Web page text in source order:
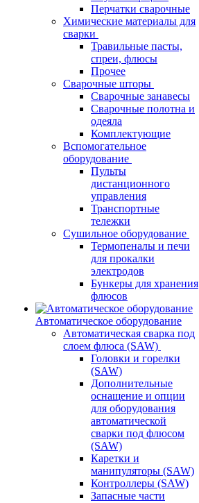
Перчатки сварочные
Химические материалы для
сварки
Травильные пасты,
спреи, флюсы
Прочее
Сварочные шторы
Сварочные занавесы
Сварочные полотна и
одеяла
Комплектующие
Вспомогательное
оборудование
Пульты
дистанционного
управления
Транспортные
тележки
Сушильное оборудование
Термопеналы и печи
для прокалки
электродов
Бункеры для хранения
флюсов
Автоматическое оборудование
Автоматическая сварка под
слоем флюса (SAW)
Головки и горелки
(SAW)
Дополнительные
оснащение и опции
для оборудования
автоматической
сварки под флюсом
(SAW)
Каретки и
манипуляторы (SAW)
Контроллеры (SAW)
Запасные части